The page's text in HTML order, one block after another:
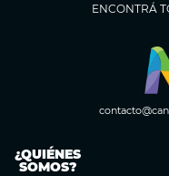
ENCONTRÁ
¿QUIÉNES
SOMOS?